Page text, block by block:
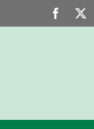
to